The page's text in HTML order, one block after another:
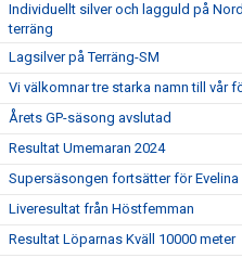
Individuellt silver och lagguld på
terräng
Lagsilver på Terräng-SM
Vi välkomnar tre starka namn till vår
Årets GP-säsong avslutad
Resultat Umemaran 2024
Supersäsongen fortsätter för Evelina
Liveresultat från Höstfemman
Resultat Löparnas Kväll 10000 meter